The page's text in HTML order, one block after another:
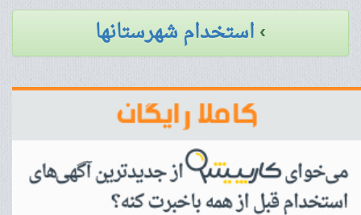
›استخدام شهرستانها